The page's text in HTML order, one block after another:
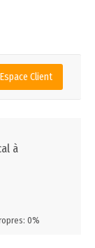
Espace Client
à
0%